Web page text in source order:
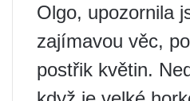
Olgo, upozornila
zajímavou věc,
postřik květin.